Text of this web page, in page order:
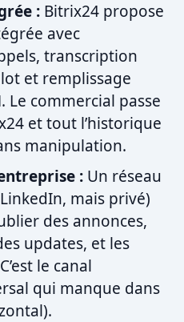
: Bitrix24 propose
avec
transcription
et remplissage
Le commercial passe
et tout l’historique
manipulation.
: Un réseau
mais privé)
des annonces,
updates, et les
le canal
qui manque dans